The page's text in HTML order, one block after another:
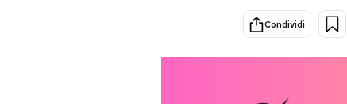
Altrecose
Condividi